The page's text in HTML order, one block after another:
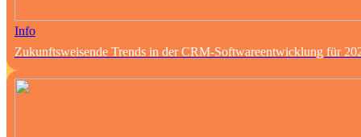
Info
Zukunftsweisende Trends in der CRM-Softwareentwicklung für